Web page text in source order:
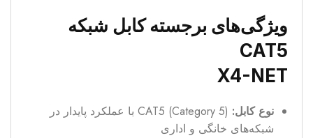
ویژگی‌های برجسته کابل شبکه
CAT5
X4-NET
نوع کابل:
CAT5 (Category 5) با عملکرد پایدار در
شبکه‌های خانگی و اداری